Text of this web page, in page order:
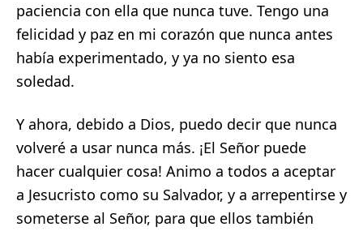
paciencia con ella que nunca tuve. Tengo una
felicidad y paz en mi corazón que nunca antes
había experimentado, y ya no siento esa
soledad.
Y ahora, debido a Dios, puedo decir que nunca
volveré a usar nunca más. ¡El Señor puede
hacer cualquier cosa! Animo a todos a aceptar
a Jesucristo como su Salvador, y a arrepentirse y
someterse al Señor, para que ellos también